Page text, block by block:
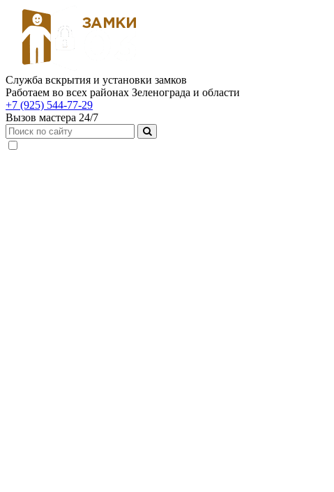
Служба вскрытия и установки замков
Работаем во всех районах Зеленограда и области
+7 (925) 544-77-29
Вызов мастера 24/7